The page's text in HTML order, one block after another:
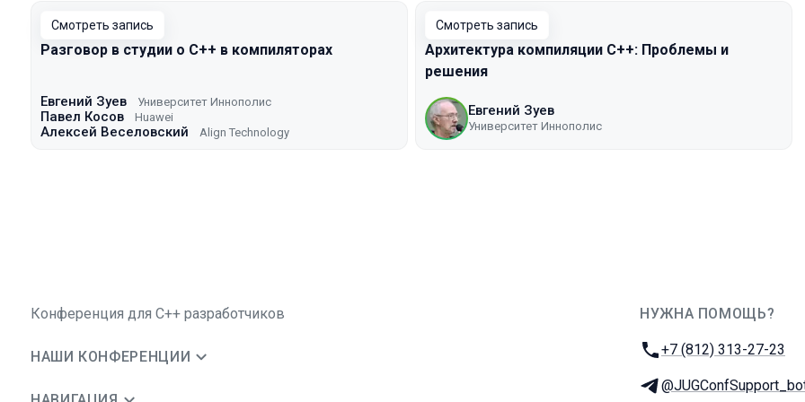
Смотреть запись
Разговор в студии о С++ в компиляторах
Евгений Зуев Университет Иннополис
Павел Косов Huawei
Алексей Веселовский Align Technology
Смотреть запись
Архитектура компиляции С++: Проблемы и
решения
Евгений Зуев
Университет Иннополис
Конференция для C++ разработчиков
НАШИ КОНФЕРЕНЦИИ
НУЖНА ПОМОЩЬ?
Телефон:
+7 (812) 313-27-23
Телеграм: